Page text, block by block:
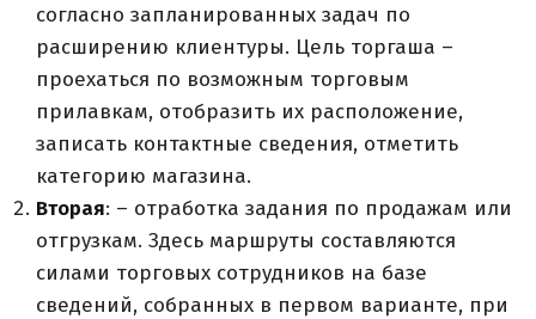
согласно запланированных задач по
расширению клиентуры. Цель торгаша –
проехаться по возможным торговым
прилавкам, отобразить их расположение,
записать контактные сведения, отметить
категорию магазина.
Вторая: – отработка задания по продажам или
отгрузкам. Здесь маршруты составляются
силами торговых сотрудников на базе
сведений, собранных в первом варианте, при